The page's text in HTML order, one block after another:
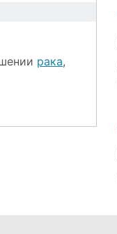
рака,